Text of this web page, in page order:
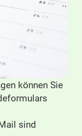
können Sie
sind